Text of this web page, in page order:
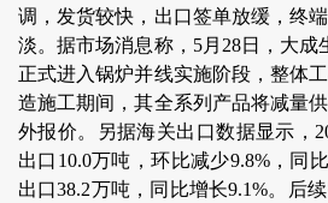
调，发货较快，出口签单放缓，终
淡。据市场消息称，5月28日，大成
正式进入锅炉并线实施阶段，整体
造施工期间，其全系列产品将减量
外报价。另据海关出口数据显示，
出口10.0万吨，环比减少9.8%，同
出口38.2万吨，同比增长9.1%。后